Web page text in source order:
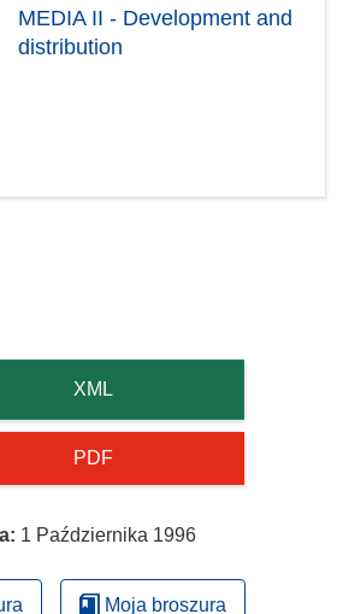
MEDIA II - Development and
distribution
XML
PDF
1 Października 1996
Moja broszura